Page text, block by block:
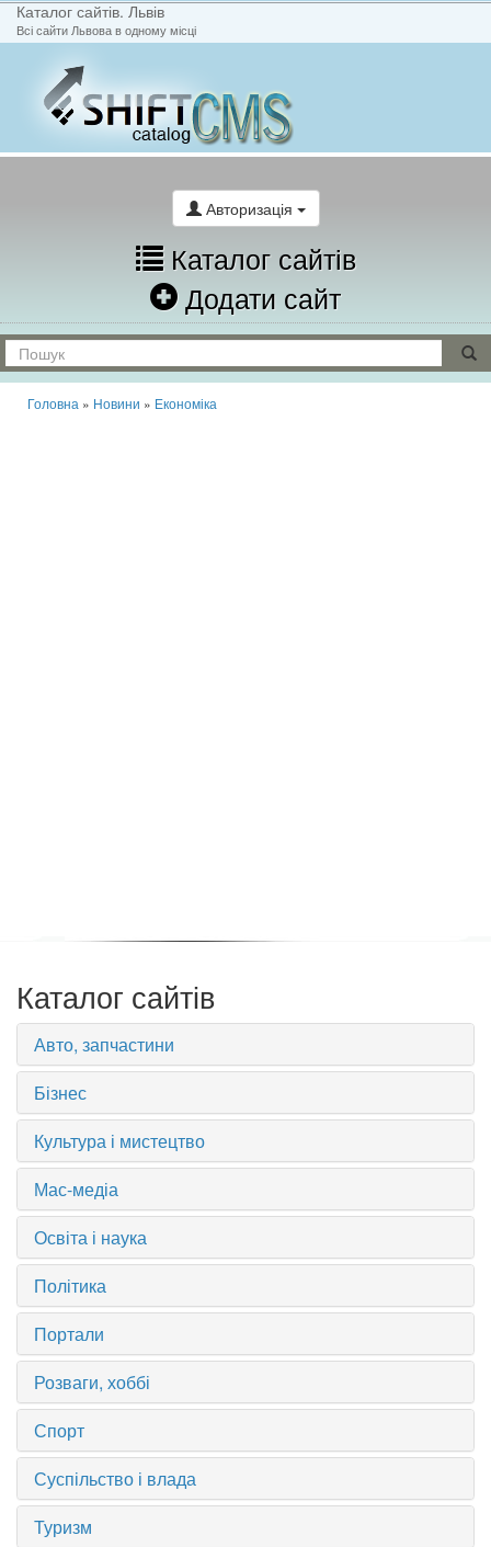
Каталог сайтів. Львів
Всі сайти Львова в одному місці
Авторизація
Каталог сайтів
Додати сайт
Головна » Новини » Економіка
Каталог сайтів
Авто, запчастини
Бізнес
Культура і мистецтво
Мас-медіа
Освіта і наука
Політика
Портали
Розваги, хоббі
Спорт
Суспільство і влада
Туризм